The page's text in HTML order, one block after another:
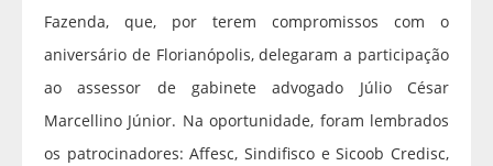
Fazenda, que, por terem compromissos com o
aniversário de Florianópolis, delegaram a participação
ao assessor de gabinete advogado Júlio César
Marcellino Júnior. Na oportunidade, foram lembrados
os patrocinadores: Affesc, Sindifisco e Sicoob Credisc,